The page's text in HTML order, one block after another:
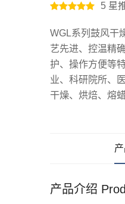
5 星
WGL系列鼓风干
艺先进、控温精
护、操作方便等
业、科研院所、
干燥、烘焙、熔
产品介绍